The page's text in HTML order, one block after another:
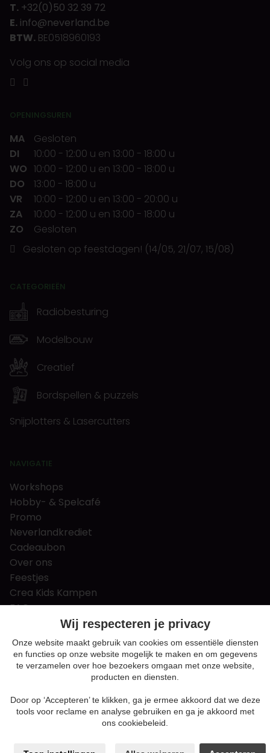
T. +32(0)50 32 39 72
E. info@neverland.be
BTW. BE0518960193
Volg ons op social media
OPENINGSUREN
MA
Gesloten
DI
10:00 - 12:00 u en 13:00 - 18:00 u
WO 10:00 - 12:00 u en 13:00 - 18:00 u
DO
13:00 - 18:00 u
VR
10:00 - 12:00 u en 13:00 - 20:00 u
ZA
10:00 - 12:00 u en 13:00 - 18:00 u
ZO
Gesloten
Gesloten op feestdagen! (14/05, 21/07, 15/08)
CATEGORIEËN
Radiobesturing
Modelbouw
Creatief
Bordspellen & puzzels
Snijplotters & Lasercutters
NAVIGATIE
Workshops
Hobby- & Spelcafé
Promo
Neverlandkrediet
Cadeaubon
Over ons
Feestjes
Crea Kids Kampen
FAQ
Tips & tricks
Contact
Nieuws & Vacatures
Algemene voorwaarden
Privacy en cookie policy
Sitemap
Wij respecteren je privacy
Onze website maakt gebruik van cookies om essentiële diensten
en functies op onze website mogelijk te maken en om gegevens
te verzamelen over hoe bezoekers omgaan met onze website,
producten en diensten.
Door op ‘Accepteren’ te klikken, ga je ermee akkoord dat we deze
tools voor reclame en analyse gebruiken en ga je akkoord met
ons cookiebeleid.